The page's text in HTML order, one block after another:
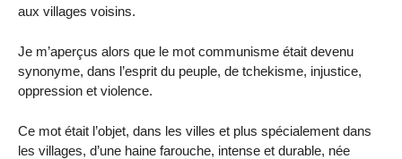
aux villages voisins.
Je m’aperçus alors que le mot communisme était devenu
synonyme, dans l’esprit du peuple, de tchekisme, injustice,
oppression et violence.
Ce mot était l’objet, dans les villes et plus spécialement dans
les villages, d’une haine farouche, intense et durable, née